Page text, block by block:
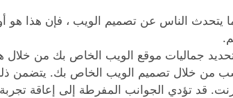
يتحدث الناس عن تصميم الويب ، فإن هذا هو
جماليات موقع الويب الخاص بك من خلال
من خلال تصميم الويب الخاص بك. يتضمن ذلك
قد تؤدي الجوانب المفرطة إلى إعاقة